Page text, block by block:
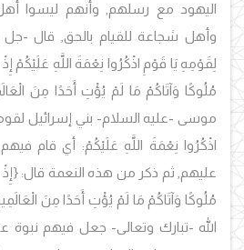
اليهود مع رسلهم, وأنهم ليسوا
وأهل شجاعة للقيام بالحق, قال -
لِقَوْمِهِ يَا قَوْمِ اذْكُرُوا نِعْمَةَ اللَّهِ عَلَيْكُمْ
مُلُوكًا وَآتَاكُمْ مَا لَمْ يُؤْتِ أَحَدًا مِنَ
موسى -عليه السلام- بني إسرائيل
اذْكُرُوا نِعْمَةَ اللَّهِ عَلَيْكُمْ: أي قام
عليهم, ثم ذكر من هذه النعمة قال:
مُلُوكًا وَآتَاكُمْ مَا لَمْ يُؤْتِ أَحَدًا مِنَ
الله -تبارك وتعالى- جعل فيهم